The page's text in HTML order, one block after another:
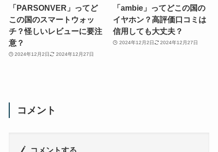
「PARSONVER」ってど
この国のスマートウォッ
チ？怪しいレビューに要注
意？
2024年12月2日 2024年12月27日
「ambie」ってどこの国の
イヤホン？高評価口コミは
信用しても大丈夫？
2024年12月2日 2024年12月27日
コメント